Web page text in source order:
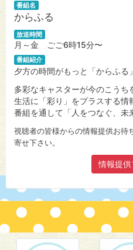
番組名
からふる
放送時間
月～金 ごご6時15分〜
番組紹介
夕方の時間がもっと「からふる
多彩なキャスターが今のこうち
生活に「彩り」をプラスする情
番組を通して「人をつなぐ、未
視聴者の皆様からの情報提供お待
寄せ下さい。
情報提供